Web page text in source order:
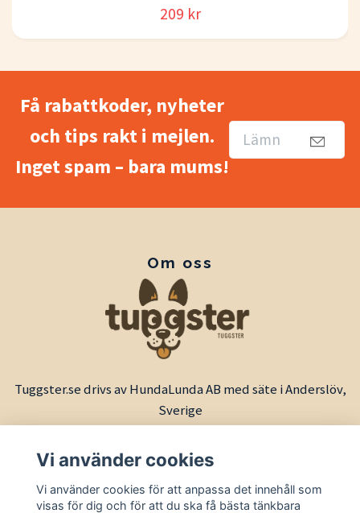
209 kr
Få rabattkoder, nyheter
och tips rakt i mejlen.
Inget spam – bara mums!
Om oss
Tuggster.se drivs av HundaLunda AB med säte i Anderslöv,
Sverige
Vi använder cookies
Vi använder cookies för att anpassa det innehåll som
visas för dig och för att du ska få bästa tänkbara